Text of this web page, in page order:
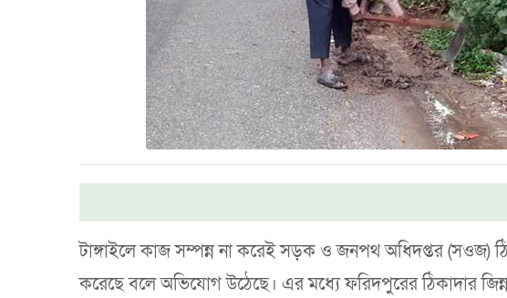
টাঙ্গাইলে কাজ সম্পন্ন না করেই সড়ক ও জনপথ অধিদপ্তর (সওজ)
করেছে বলে অভিযোগ উঠেছে। এর মধ্যে ফরিদপুরের ঠিকাদার